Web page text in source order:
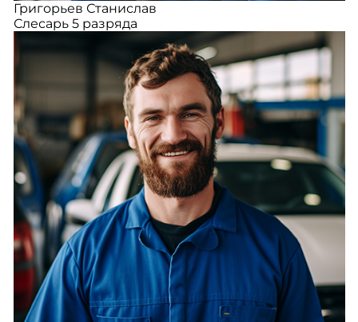
Григорьев Станислав
Слесарь 5 разряда